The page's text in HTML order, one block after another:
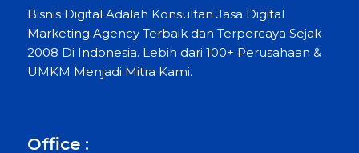
Bisnis Digital Adalah Konsultan Jasa Digital
Marketing Agency Terbaik dan Terpercaya Sejak
2008 Di Indonesia. Lebih dari 100+ Perusahaan &
UMKM Menjadi Mitra Kami.
Office :